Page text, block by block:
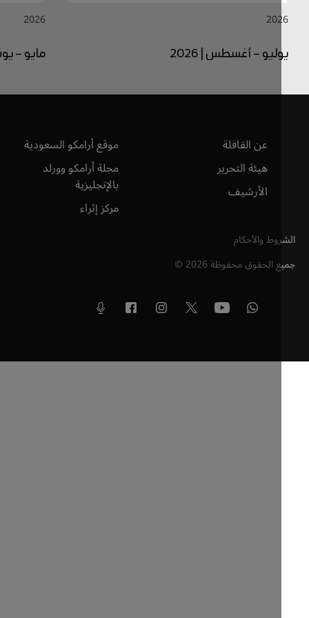
– أغسطس | 2026 مايو – يونيو | 2026
عن القافلة
هيئة التحرير
الأرشيف
موقع أرامكو السعودية
مجلة أرامكو وورلد
بالإنجليزية
مركز إثراء
والأحكام
الحقوق محفوظة2026
©